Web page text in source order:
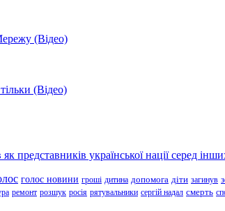
(Відео)
(Відео)
представників української нації серед
голос новини гроші дитина допомога діти загинув
ремонт розшук росія рятувальники сергій надал смерть